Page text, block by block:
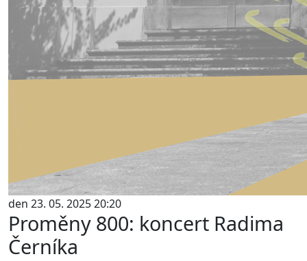
den 23. 05. 2025 20:20
Proměny 800: koncert Radima
Černíka